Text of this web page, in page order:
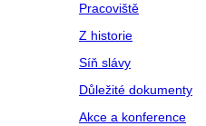
Pracoviště
Z historie
Síň slávy
Důležité dokumenty
Akce a konference